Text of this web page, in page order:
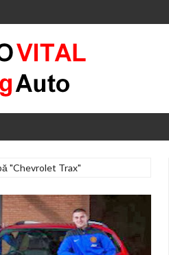
"Chevrolet Trax"